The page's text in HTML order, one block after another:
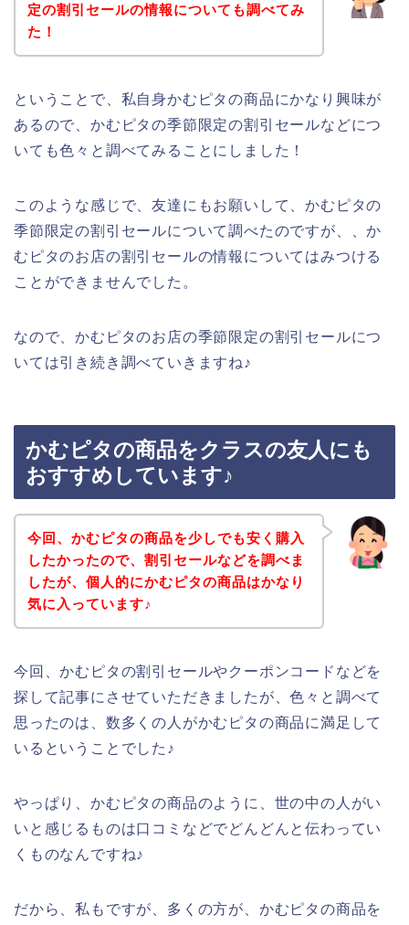
定の割引セールの情報についても調べてみ
た！
ということで、私自身かむピタの商品にかなり興味が
あるので、かむピタの季節限定の割引セールなどにつ
いても色々と調べてみることにしました！
このような感じで、友達にもお願いして、かむピタの
季節限定の割引セールについて調べたのですが、、か
むピタのお店の割引セールの情報についてはみつける
ことができませんでした。
なので、かむピタのお店の季節限定の割引セールにつ
いては引き続き調べていきますね♪
かむピタの商品をクラスの友人にも
おすすめしています♪
今回、かむピタの商品を少しでも安く購入
したかったので、割引セールなどを調べま
したが、個人的にかむピタの商品はかなり
気に入っています♪
今回、かむピタの割引セールやクーポンコードなどを
探して記事にさせていただきましたが、色々と調べて
思ったのは、数多くの人がかむピタの商品に満足して
いるということでした♪
やっぱり、かむピタの商品のように、世の中の人がい
いと感じるものは口コミなどでどんどんと伝わってい
くものなんですね♪
だから、私もですが、多くの方が、かむピタの商品を